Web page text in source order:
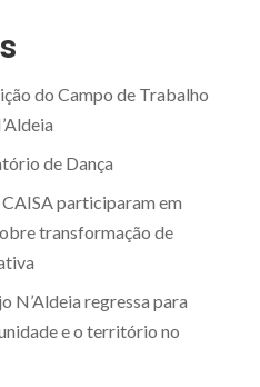
do Campo de Trabalho
de Dança
participaram em
transformação de
N’Aldeia regressa para
e o território no